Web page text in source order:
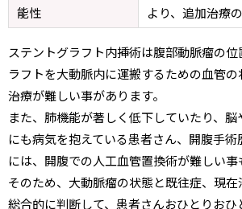
能性
より、追加治療
ステントグラフト内挿術は腹部動脈瘤の
ラフトを大動脈内に運搬するための血管の
治療が難しい事があります。
また、肺機能が著しく低下していたり、
にも病気を抱えている患者さん、開腹手
には、開腹での人工血管置換術が難しい事
そのため、大動脈瘤の状態と既往症、現
総合的に判断して、患者さんおひとりおひ